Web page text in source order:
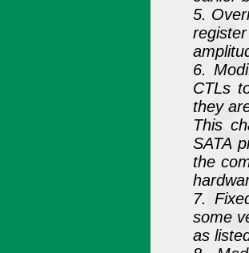
5.
6.
CTLs
they
This
SATA
the
7.
some
as